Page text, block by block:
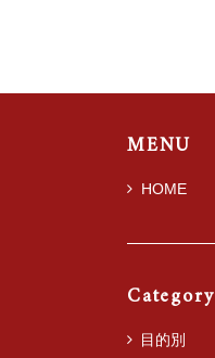
MENU
HOME
Category
目的別